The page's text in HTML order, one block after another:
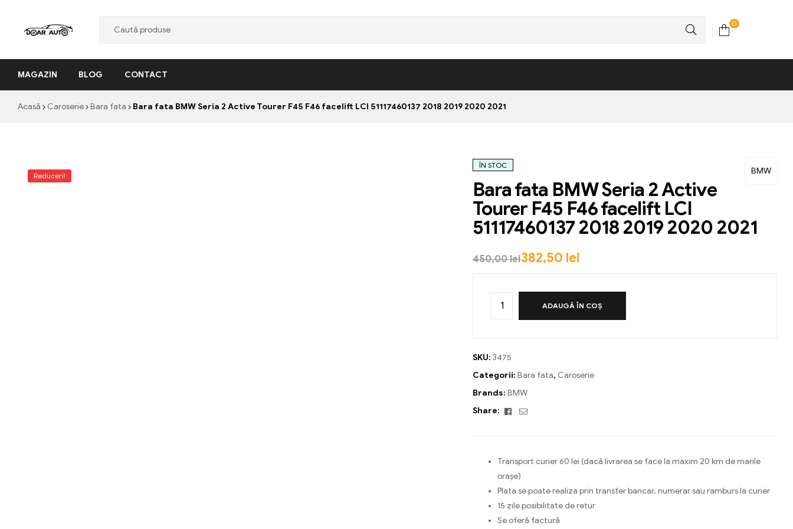
Auto
"Nascut
profesionalism"
0
MAGAZIN BLOG CONTACT
Acasă Caroserie Bara fata Bara fata BMW Seria 2 Active Tourer F45 F46 facelift LCI 51117460137 2018 2019 2020 2021
Reduceri! BMW
ÎN STOC
Bara fata BMW Seria 2 Active
Tourer F45 F46 facelift LCI
51117460137 2018 2019 2020 2021
450,00lei382,50 lei
ADAUGĂ ÎN COȘ
SKU: 3475
Categorii: Bara fata, Caroserie
Brands: BMW
Share:
Facebook
Email
Transport curier 60 lei (dacă livrarea se face la maxim 20 km de marile
orașe)
Plata se poate realiza prin transfer bancar, numerar sau ramburs la curier
15 zile posibilitate de retur
Se oferă factură